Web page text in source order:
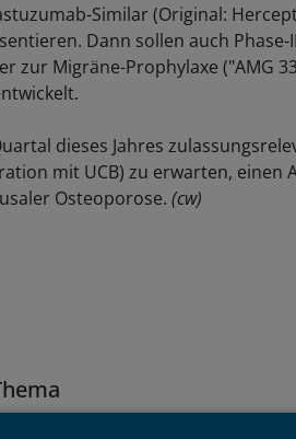
Similar (Original:
Dann sollen auch
zur Migräne-Prophylaxe ("AMG
dieses Jahres
mit UCB) zu erwarten, einen
Osteoporose. (cw)